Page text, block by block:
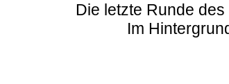
Die letzte Runde
Im